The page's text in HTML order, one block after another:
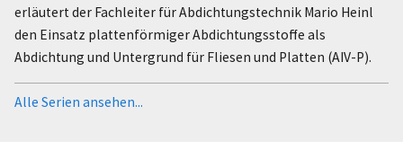
erläutert der Fachleiter für Abdichtungstechnik Mario Heinl
den Einsatz plattenförmiger Abdichtungsstoffe als
Abdichtung und Untergrund für Fliesen und Platten (AIV-P).
Alle Serien ansehen...